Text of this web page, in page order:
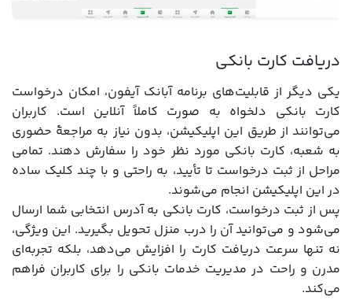
دریافت کارت بانکی
یکی دیگر از قابلیت‌های برنامه آبانک آیفون، امکان درخواست
کارت بانکی دلخواه به صورت کاملاً آنلاین است. کاربران
می‌توانند از طریق این اپلیکیشن، بدون نیاز به مراجعهٔ حضوری
به شعبه، کارت بانکی مورد نظر خود را سفارش دهند. تمامی
مراحل از ثبت درخواست تا تأیید، به راحتی و با چند کلیک ساده
در این اپلیکیشن انجام می‌شوند.
پس از ثبت درخواست، کارت بانکی به آدرس انتخابی شما ارسال
می‌شود و می‌توانید آن را درب منزل تحویل بگیرید. این ویژگی،
نه تنها سرعت دریافت کارت را افزایش می‌دهد، بلکه تجربه‌ای
مدرن و راحت در مدیریت خدمات بانکی را برای کاربران فراهم
می‌کند.